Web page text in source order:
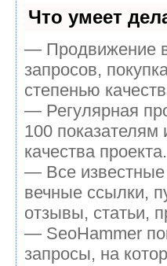
Что умеет
— Продвижение в
запросов,
степенью
— Регулярная
100 показателям
качества проекта.
— Все
вечные ссылки,
отзывы, статьи,
— SeoHammer
запросы, на